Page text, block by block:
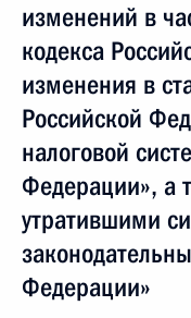
изменений в
кодекса
изменения в
Российской
налоговой
Федерации», а
утратившими
Федерации»